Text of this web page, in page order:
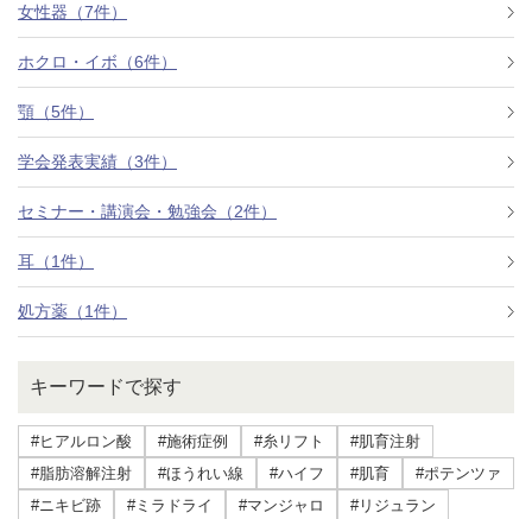
女性器（7件）
ホクロ・イボ（6件）
顎（5件）
学会発表実績（3件）
セミナー・講演会・勉強会（2件）
耳（1件）
処方薬（1件）
キーワードで探す
#ヒアルロン酸 #施術症例 #糸リフト
#肌育注射
#脂肪溶解注射
#ほうれい線 #ハイフ #肌育
#ポテンツァ
#ニキビ跡
#ミラドライ #マンジャロ
#リジュラン